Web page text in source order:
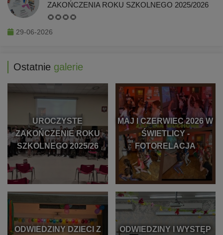
ZAKOŃCZENIA ROKU SZKOLNEGO 2025/2026
🌻🌻🌻🌻
29-06-2026
Ostatnie galerie
UROCZYSTE
ZAKOŃCZENIE ROKU
SZKOLNEGO 2025/26
MAJ I CZERWIEC 2026 W
ŚWIETLICY -
FOTORELACJA
ODWIEDZINY DZIECI Z
ODWIEDZINY I WYSTĘP